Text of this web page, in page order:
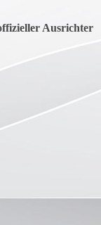
Ausrichter